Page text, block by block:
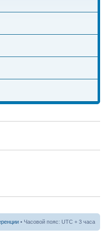
• Часовой пояс: UTC + 3 часа